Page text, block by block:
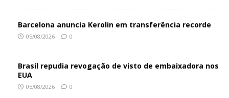
Barcelona anuncia Kerolin em transferência recorde
05/08/2026 0
Brasil repudia revogação de visto de embaixadora nos
EUA
05/08/2026 0